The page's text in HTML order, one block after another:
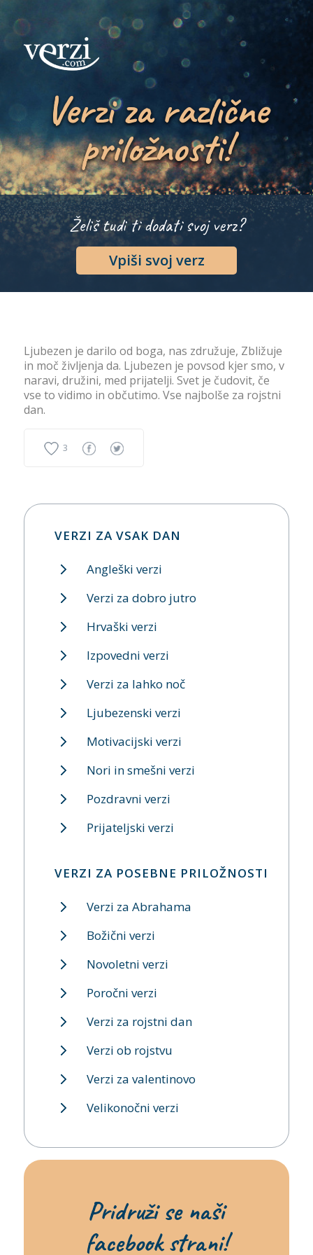
Verzi za različne
priložnosti!
Želiš tudi ti dodati svoj verz?
Vpiši svoj verz
Ljubezen je darilo od boga, nas združuje, Zbližuje
in moč življenja da. Ljubezen je povsod kjer smo, v
naravi, družini, med prijatelji. Svet je čudovit, če
vse to vidimo in občutimo. Vse najbolše za rojstni
dan.
3
VERZI ZA VSAK DAN
Angleški verzi
Verzi za dobro jutro
Hrvaški verzi
Izpovedni verzi
Verzi za lahko noč
Ljubezenski verzi
Motivacijski verzi
Nori in smešni verzi
Pozdravni verzi
Prijateljski verzi
VERZI ZA POSEBNE PRILOŽNOSTI
Verzi za Abrahama
Božični verzi
Novoletni verzi
Poročni verzi
Verzi za rojstni dan
Verzi ob rojstvu
Verzi za valentinovo
Velikonočni verzi
Pridruži se naši
facebook strani!